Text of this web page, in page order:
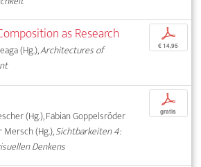
as Research
(Hg.),Architectures of
p
€ 14,95
(Hg.), Fabian Goppelsröder
Mersch (Hg.),Sichtbarkeiten 4:
Denkens
p
gratis